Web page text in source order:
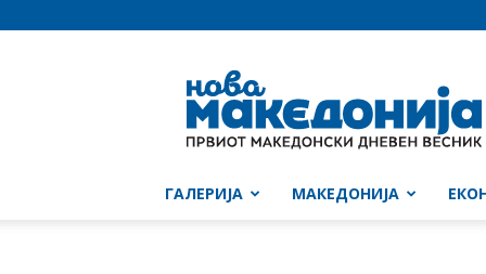
Македонија
ГАЛЕРИЈА МАКЕДОНИЈА